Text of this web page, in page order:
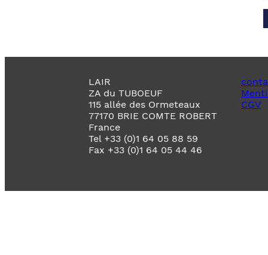
LAIR
ZA du TUBOEUF
115 allée des Ormeteaux
77170 BRIE COMTE ROBERT
France
Tel +33 (0)1 64 05 88 59
Fax +33 (0)1 64 05 44 46
CGV